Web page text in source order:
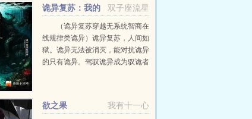
双子座流星
诡异复苏：我的
灵魂能无代价驭诡
（诡异复苏穿越无系统智商在
线规律类诡异）诡异复苏，人间如
狱。诡异无法被消灭，能对抗诡异
的只有诡异。驾驭诡异成为驭诡者
要让这个末世成为世...我有十一心
欲之果